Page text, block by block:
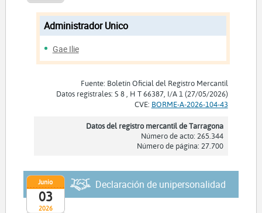
Administrador Unico
Gae Ilie
Fuente: Boletín Oficial del Registro Mercantil
Datos registrales: S 8 , H T 66387, I/A 1 (27/05/2026)
CVE: BORME-A-2026-104-43
Datos del registro mercantil de Tarragona
Número de acto: 265.344
Número de página: 27.700
2026
Junio
03
Declaración de unipersonalidad